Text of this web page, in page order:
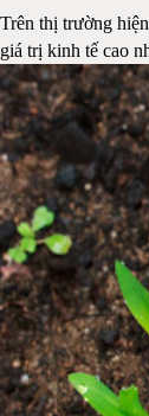
Trên thị trường
giá trị kinh tế cao